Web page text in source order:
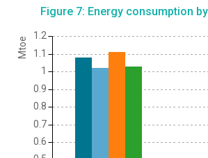
Figure 7: Energy consumption
Mtoe
0.6
0.7
0.8
0.9
1
1.1
1.2